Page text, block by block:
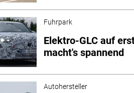
Fuhrpark
Elektro-GLC auf
macht's spannend
Autohersteller